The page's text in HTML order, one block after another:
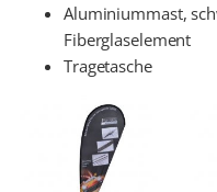
Aluminiummast,
Fiberglaselement
Tragetasche